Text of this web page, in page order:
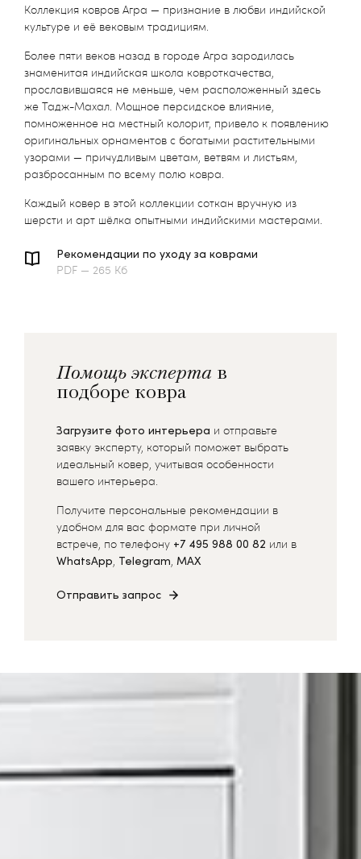
Коллекция ковров Агра — признание в любви индийской
культуре и её вековым традициям.
Более пяти веков назад в городе Агра зародилась
знаменитая индийская школа ковроткачества,
прославившаяся не меньше, чем расположенный здесь
же Тадж-Махал. Мощное персидское влияние,
помноженное на местный колорит, привело к появлению
оригинальных орнаментов с богатыми растительными
узорами — причудливым цветам, ветвям и листьям,
разбросанным по всему полю ковра.
Каждый ковер в этой коллекции соткан вручную из
шерсти и арт шёлка опытными индийскими мастерами.
Рекомендации по уходу за коврами
PDF — 265 Кб
Помощь эксперта в
подборе ковра
Загрузите фото интерьера и отправьте
заявку эксперту, который поможет выбрать
идеальный ковер, учитывая особенности
вашего интерьера.
Получите персональные рекомендации в
удобном для вас формате при личной
встрече, по телефону +7 495 988 00 82 или в
WhatsApp, Telegram, MAX
Отправить запрос